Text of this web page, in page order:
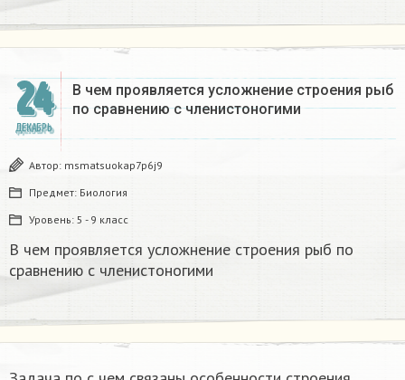
24
ДЕКАБРЬ
В чем проявляется усложнение строения рыб
по сравнению с членистоногими
Автор: msmatsuokap7p6j9
Предмет: Биология
Уровень: 5 - 9 класс
В чем проявляется усложнение строения рыб по
сравнению с членистоногими